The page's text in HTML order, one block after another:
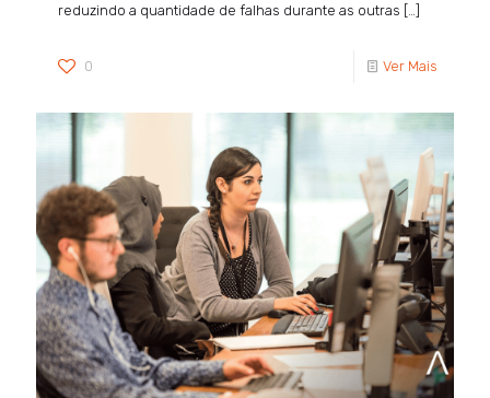
reduzindo a quantidade de falhas durante as outras
0 Ver Mais